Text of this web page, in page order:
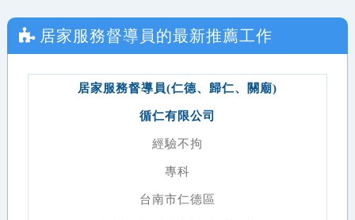
居家服務督導員 的最新推薦工作
居家服務督導員(仁德、歸仁、關廟)
循仁有限公司
經驗不拘
專科
台南市仁德區